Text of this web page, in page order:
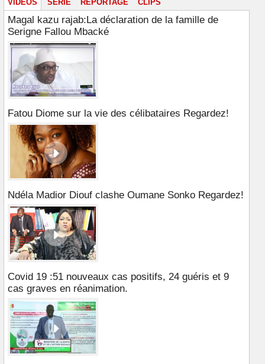
VIDÉOS SÉRIE REPORTAGE CLIPS
Magal kazu rajab:La déclaration de la famille de
Serigne Fallou Mbacké
Fatou Diome sur la vie des célibataires Regardez!
Ndéla Madior Diouf clashe Oumane Sonko Regardez!
Covid 19 :51 nouveaux cas positifs, 24 guéris et 9
cas graves en réanimation.